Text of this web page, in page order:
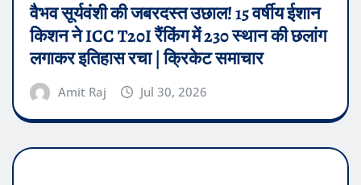
वैभव सूर्यवंशी की जबरदस्त उछाल! 15 वर्षीय ईशान
किशन ने ICC T20I रैंकिंग में 230 स्थान की छलांग
लगाकर इतिहास रचा | क्रिकेट समाचार
Amit Raj Jul 30, 2026